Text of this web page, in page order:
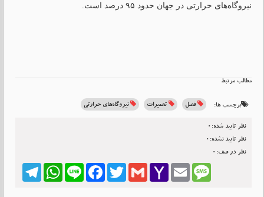
نیروگاه‌های حرارتی در جهان حدود ۹۵ درصد است.
مطالب مرتبط
برچسب ها: فصل تعمیرات نیروگاه‌های حرارتی
نظر تایید شده:0
نظر تایید نشده:0
نظر در صف:0
TelegramWhatsApp LineFacebook Twitter Gmail
Yahoo
Email Message